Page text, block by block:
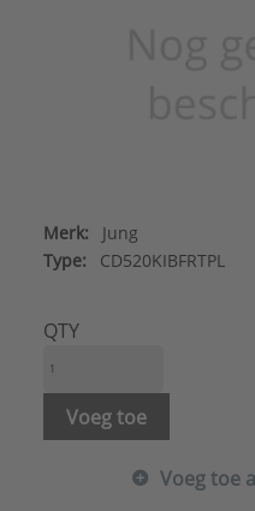
Merk:
Jung
Type:
CD520KIBFRTPL
QTY
Voeg toe
Voeg toe